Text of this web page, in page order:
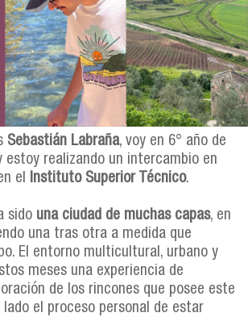
Sebastián Labraña, voy en 6° año de
estoy realizando un intercambio en
el Instituto Superior Técnico.
sido una ciudad de muchas capas, en
una tras otra a medida que
El entorno multicultural, urbano y
meses una experiencia de
de los rincones que posee este
lado el proceso personal de estar